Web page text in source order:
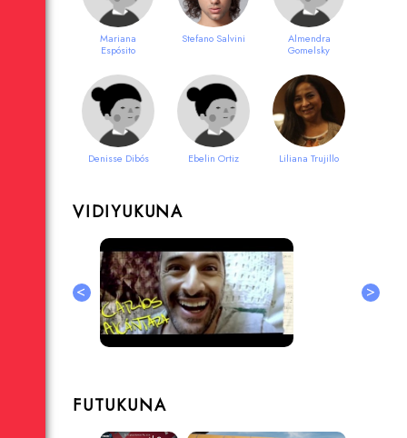
Mariana
Espósito
Stefano Salvini
Almendra
Gomelsky
Denisse Dibós Ebelin Ortiz Liliana Trujillo
VIDIYUKUNA
< >
FUTUKUNA